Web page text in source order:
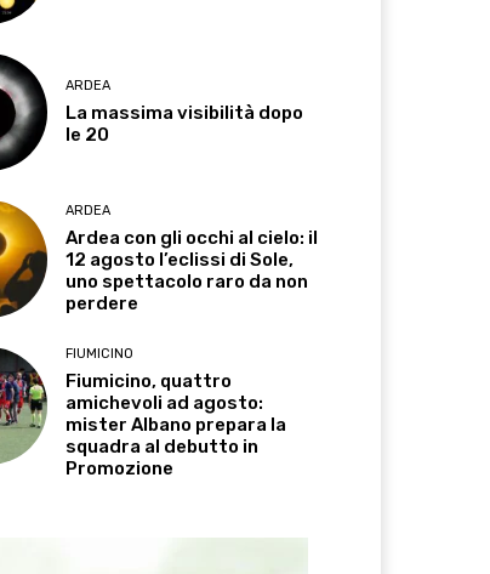
ARDEA
La massima visibilità dopo
le 20
ARDEA
Ardea con gli occhi al cielo: il
12 agosto l’eclissi di Sole,
uno spettacolo raro da non
perdere
FIUMICINO
Fiumicino, quattro
amichevoli ad agosto:
mister Albano prepara la
squadra al debutto in
Promozione